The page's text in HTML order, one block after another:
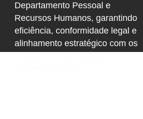
Departamento Pessoal e
Recursos Humanos, garantindo
eficiência, conformidade legal e
alinhamento estratégico com os